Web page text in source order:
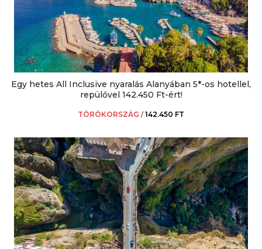
Egy hetes All Inclusive nyaralás Alanyában 5*-os hotellel,
repülővel 142.450 Ft-ért!
TÖRÖKORSZÁG /142.450 FT